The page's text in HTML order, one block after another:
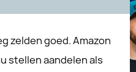
zelden goed. Amazon
stellen aandelen als